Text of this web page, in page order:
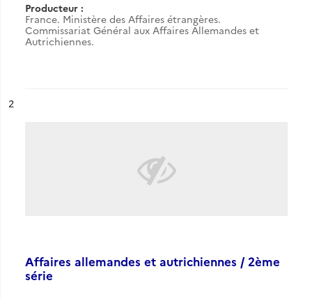
Producteur :
France. Ministère des Affaires étrangères.
Commissariat Général aux Affaires Allemandes et
Autrichiennes.
n°
2
Affaires allemandes et autrichiennes / 2ème
série